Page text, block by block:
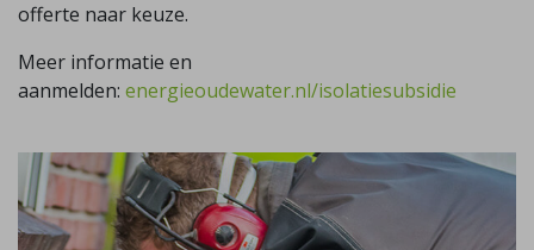
offerte naar keuze.
Meer informatie en
aanmelden: energieoudewater.nl/isolatiesubsidie